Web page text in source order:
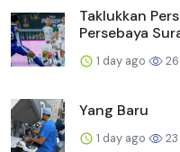
Taklukkan
Persebaya
1 day ago 26
Yang Baru
1 day ago 23